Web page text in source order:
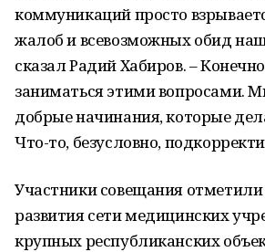
коммуникаций просто
жалоб и всевозможных обид
сказал Радий Хабиров. –
заниматься этими вопросами.
добрые начинания, которые
Что-то, безусловно,
Участники совещания
развития сети медицинских
крупных республиканских